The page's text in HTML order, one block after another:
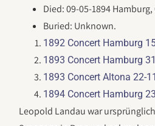
Died: 09-05-1894 Hamburg,
Buried: Unknown.
1892 Concert Hamburg
1893 Concert Hamburg
1893 Concert Altona 22-
1894 Concert Hamburg
Leopold Landau war